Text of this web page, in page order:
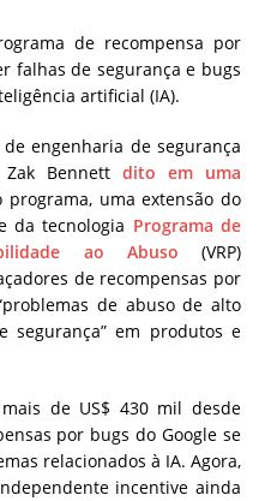
de recompensa por
falhas de segurança e bugs
artificial (IA).
engenharia de segurança
Bennett dito em uma
programa, uma extensão do
da tecnologia Programa de
ao Abuso (VRP)
de recompensas por
de abuso de alto
segurança” em produtos e
de US$ 430 mil desde
por bugs do Google se
relacionados à IA. Agora,
incentive ainda